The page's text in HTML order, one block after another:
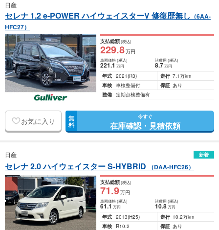
日産
セレナ 1.2 e-POWER ハイウェイスターV 修復歴無し （6AA-
HFC27）
支払総額(税込)
229.8万円
車両価格(税込)
221.1万円
諸費用 (税込)
8.7 万円
年式 2021(R3) 走行 7.1万km
車検 車検整備付 保証 あり
整備 定期点検整備有
お気に入り 無
料
今すぐ
在庫確認・見積依頼
日産 新着
セレナ 2.0 ハイウェイスター S-HYBRID （DAA-HFC26）
支払総額(税込)
71.9万円
車両価格(税込)
61.1万円
諸費用 (税込)
10.8 万円
年式 2013(H25) 走行 10.2万km
車検
R10.2 保証 あり